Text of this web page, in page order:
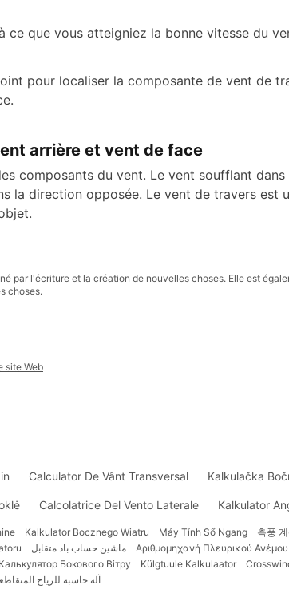
ce que vous atteigniez la bonne vitesse du
pour localiser la composante de vent de
arrière et vent de face
composants du vent. Le vent soufflant dans
la direction opposée. Le vent de travers est
par l'écriture et la création de nouvelles choses. Elle est
choses.
site Web
Calculator De Vânt Transversal Kalkulačka
Calcolatrice Del Vento Laterale Kalkulator
Kalkulator Bocznego Wiatru Máy Tính Sổ Ngang
측풍
ماشین حساب باد متقابل
Αριθμομηχανή Πλευρικού Ανέμου
Калькулятор Бокового Вітру Külgtuule Kalkulaator
آلة حاسبة للرياح